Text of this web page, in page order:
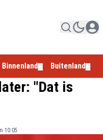
Binnenland Buitenland
"Dat is
10:05